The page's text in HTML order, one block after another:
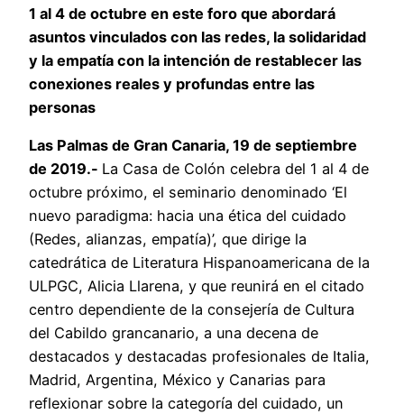
1 al 4 de octubre en este foro que abordará
asuntos vinculados con las redes, la solidaridad
y la empatía con la intención de restablecer las
conexiones reales y profundas entre las
personas
Las Palmas de Gran Canaria, 19 de septiembre
de 2019.- La Casa de Colón celebra del 1 al 4 de
octubre próximo, el seminario denominado ‘El
nuevo paradigma: hacia una ética del cuidado
(Redes, alianzas, empatía)’, que dirige la
catedrática de Literatura Hispanoamericana de la
ULPGC, Alicia Llarena, y que reunirá en el citado
centro dependiente de la consejería de Cultura
del Cabildo grancanario, a una decena de
destacados y destacadas profesionales de Italia,
Madrid, Argentina, México y Canarias para
reflexionar sobre la categoría del cuidado, un